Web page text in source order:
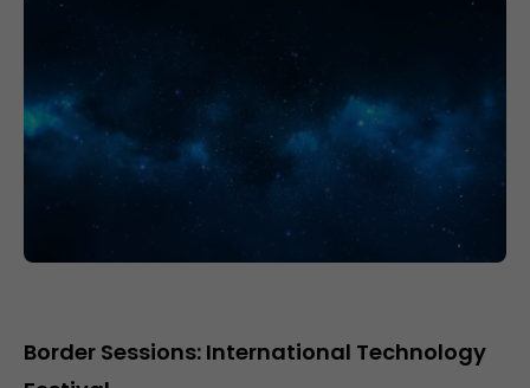
Border Sessions: International Technology